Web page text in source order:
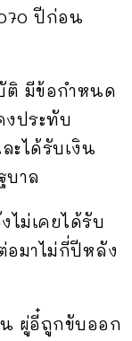
ปีก่อน
ติ มีข้อกำหนด
งประทับ
ะได้รับเงิน
าล
ไม่เคยได้รับ
อมาไม่กี่ปีหลัง
ผู่อี๋ถูกขับออก